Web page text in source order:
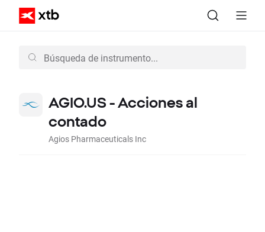
AGIO.US - Acciones al
contado
Agios Pharmaceuticals Inc